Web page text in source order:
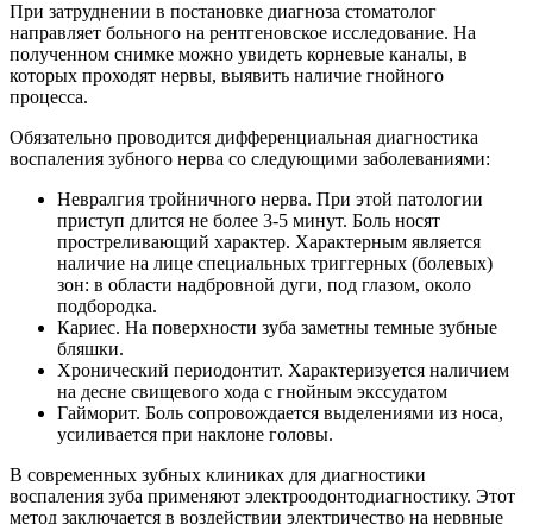
При затруднении в постановке диагноза стоматолог
направляет больного на рентгеновское исследование. На
полученном снимке можно увидеть корневые каналы, в
которых проходят нервы, выявить наличие гнойного
процесса.
Обязательно проводится дифференциальная диагностика
воспаления зубного нерва со следующими заболеваниями:
Невралгия тройничного нерва. При этой патологии
приступ длится не более 3-5 минут. Боль носят
простреливающий характер. Характерным является
наличие на лице специальных триггерных (болевых)
зон: в области надбровной дуги, под глазом, около
подбородка.
Кариес. На поверхности зуба заметны темные зубные
бляшки.
Хронический периодонтит. Характеризуется наличием
на десне свищевого хода с гнойным экссудатом
Гайморит. Боль сопровождается выделениями из носа,
усиливается при наклоне головы.
В современных зубных клиниках для диагностики
воспаления зуба применяют электроодонтодиагностику. Этот
метод заключается в воздействии электричество на нервные